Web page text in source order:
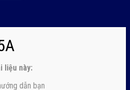
liệu này:
dẫn bạn